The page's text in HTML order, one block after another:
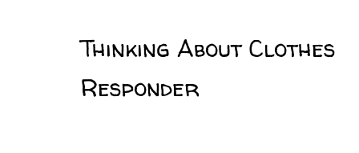
Thinking About Clothes
Responder